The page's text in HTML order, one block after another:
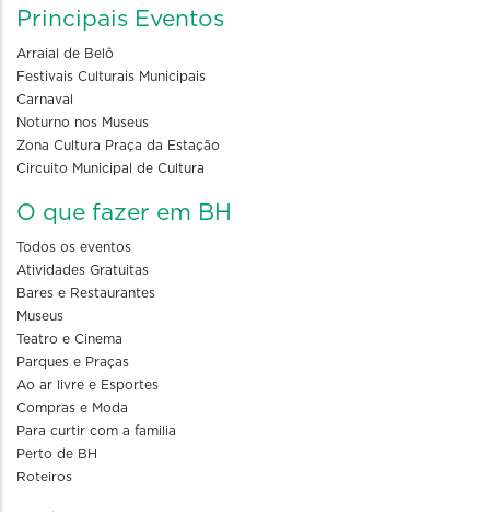
Principais Eventos
Arraial de Belô
Festivais Culturais Municipais
Carnaval
Noturno nos Museus
Zona Cultura Praça da Estação
Circuito Municipal de Cultura
O que fazer em BH
Todos os eventos
Atividades Gratuitas
Bares e Restaurantes
Museus
Teatro e Cinema
Parques e Praças
Ao ar livre e Esportes
Compras e Moda
Para curtir com a familia
Perto de BH
Roteiros